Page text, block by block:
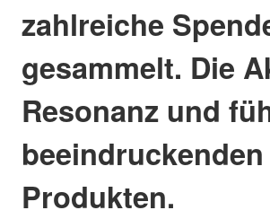
zahlreiche
gesammelt. Die
Resonanz und
Produkten.